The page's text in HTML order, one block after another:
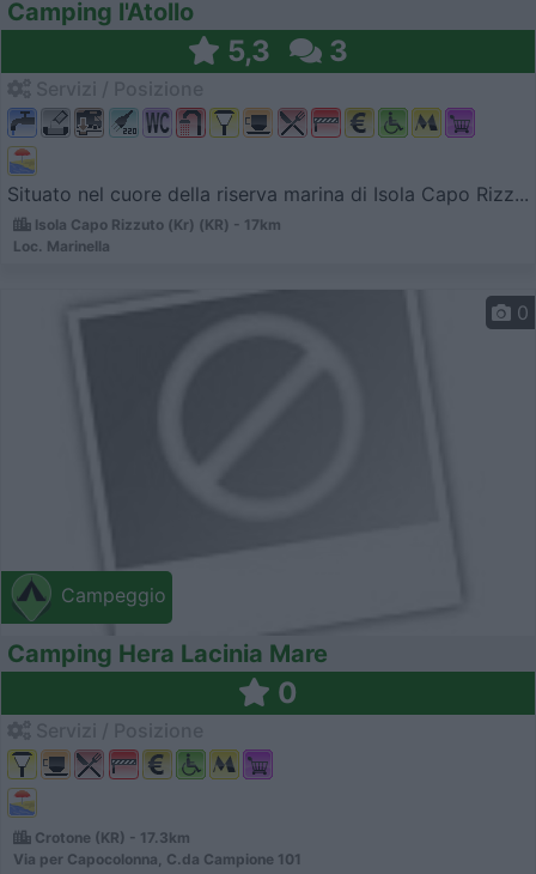
Camping l'Atollo
5,3 3
Situato nel cuore della riserva marina di Isola Capo Rizz...
Isola Capo Rizzuto (Kr) (KR) - 17km
Loc. Marinella
Campeggio
0
Camping Hera Lacinia Mare
0
Crotone (KR) - 17.3km
Via per Capocolonna, C.da Campione 101